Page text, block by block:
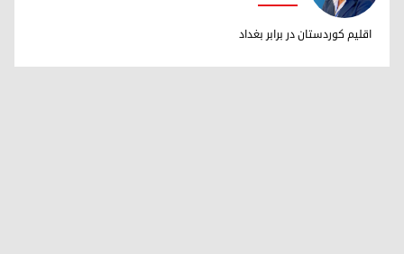
دکتر ابراهیم خالد
اقلیم کوردستان در برابر بغداد